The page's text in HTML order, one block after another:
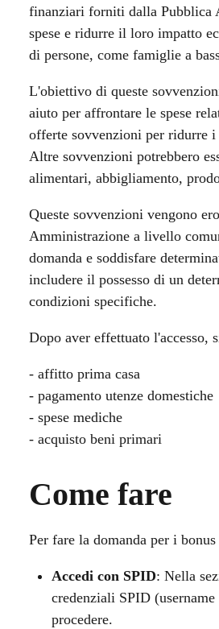
finanziari forniti dalla Pubblica
spese e ridurre il loro impatto
di persone, come famiglie a
L'obiettivo di queste
aiuto per affrontare le spese
offerte sovvenzioni per ridurre
Altre sovvenzioni potrebbero
alimentari, abbigliamento,
Queste sovvenzioni vengono
Amministrazione a livello
domanda e soddisfare
includere il possesso di un
condizioni specifiche.
Dopo aver effettuato l'accesso,
- affitto prima casa
- pagamento utenze domestiche
- spese mediche
- acquisto beni primari
Come fare
Per fare la domanda per i
Accedi con SPID: Nella
credenziali SPID
procedere.